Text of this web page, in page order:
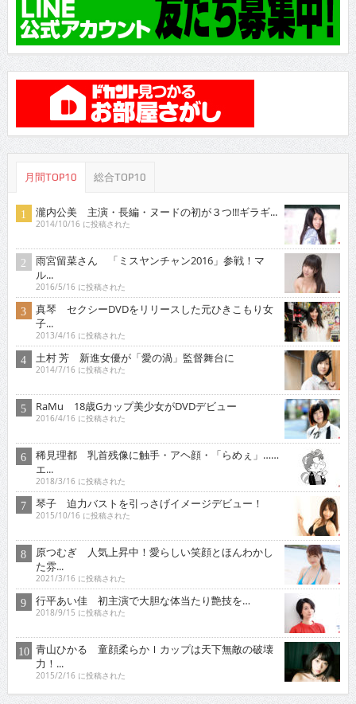
月間TOP10 総合TOP10
瀧内公美 主演・長編・ヌードの初が３つ!!!ギラギ...
2014/10/16 に投稿された
雨宮留菜さん 「ミスヤンチャン2016」参戦！マ
ル...
2016/5/16 に投稿された
真琴 セクシーDVDをリリースした元ひきこもり女
子...
2013/4/16 に投稿された
土村 芳 新進女優が「愛の渦」監督舞台に
2014/7/16 に投稿された
RaMu 18歳Gカップ美少女がDVDデビュー
2016/4/16 に投稿された
稀見理都 乳首残像に触手・アヘ顔・「らめぇ」……
エ...
2018/3/16 に投稿された
琴子 迫力バストを引っさげイメージデビュー！
2015/10/16 に投稿された
原つむぎ 人気上昇中！愛らしい笑顔とほんわかし
た雰...
2021/3/16 に投稿された
行平あい佳 初主演で大胆な体当たり艶技を…
2018/9/15 に投稿された
青山ひかる 童顔柔らかＩカップは天下無敵の破壊
力！...
2015/2/16 に投稿された